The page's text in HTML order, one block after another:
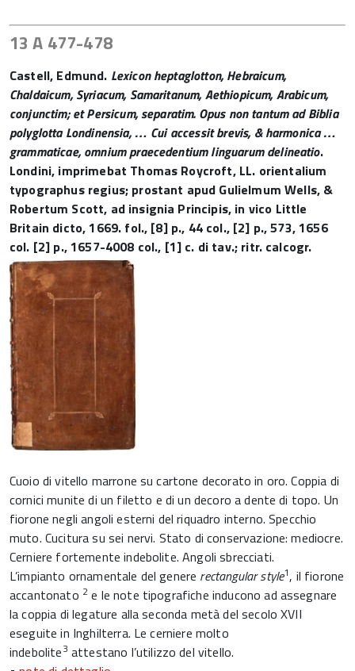
13 A 477-478
Castell, Edmund. Lexicon heptaglotton, Hebraicum,
Chaldaicum, Syriacum, Samaritanum, Aethiopicum, Arabicum,
conjunctim; et Persicum, separatim. Opus non tantum ad Biblia
polyglotta Londinensia, … Cui accessit brevis, & harmonica …
grammaticae, omnium praecedentium linguarum delineatio.
Londini, imprimebat Thomas Roycroft, LL. orientalium
typographus regius; prostant apud Gulielmum Wells, &
Robertum Scott, ad insignia Principis, in vico Little
Britain dicto, 1669. fol., [8] p., 44 col., [2] p., 573, 1656
col. [2] p., 1657-4008 col., [1] c. di tav.; ritr. calcogr.
Cuoio di vitello marrone su cartone decorato in oro. Coppia di
cornici munite di un filetto e di un decoro a dente di topo. Un
fiorone negli angoli esterni del riquadro interno. Specchio
muto. Cucitura su sei nervi. Stato di conservazione: mediocre.
Cerniere fortemente indebolite. Angoli sbrecciati.
L’impianto ornamentale del genere rectangular style1, il fiorone
accantonato 2 e le note tipografiche inducono ad assegnare
la coppia di legature alla seconda metà del secolo XVII
eseguite in Inghilterra. Le cerniere molto
indebolite3 attestano l’utilizzo del vitello.